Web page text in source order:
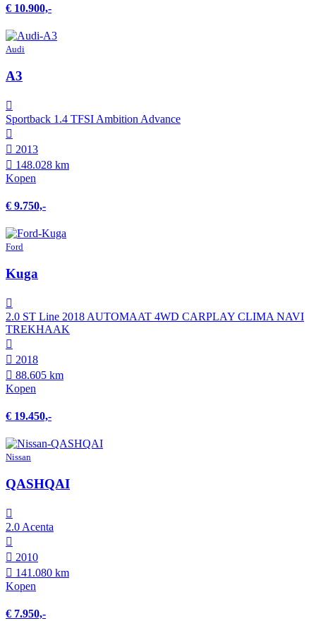
€ 10.900,-
Audi
A3
Sportback 1.4 TFSI Ambition Advance
2013
148.028 km
Kopen
€ 9.750,-
Ford
Kuga
2.0 ST Line 2018 AUTOMAAT 4WD CARPLAY CLIMA NAVI
TREKHAAK
2018
88.605 km
Kopen
€ 19.450,-
Nissan
QASHQAI
2.0 Acenta
2010
141.080 km
Kopen
€ 7.950,-